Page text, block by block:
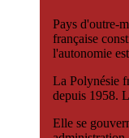
Pays d'outre-
française
l'autonomie
La Polynésie
depuis 1958.
Elle se